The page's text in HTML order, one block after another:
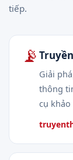
tiếp.
📡
Giải
thông
cụ